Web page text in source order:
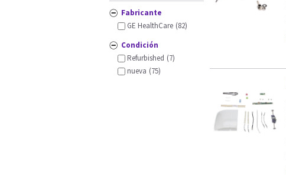
Fabricante
GE HealthCare (82)
Condición
Refurbished (7)
nueva (75)